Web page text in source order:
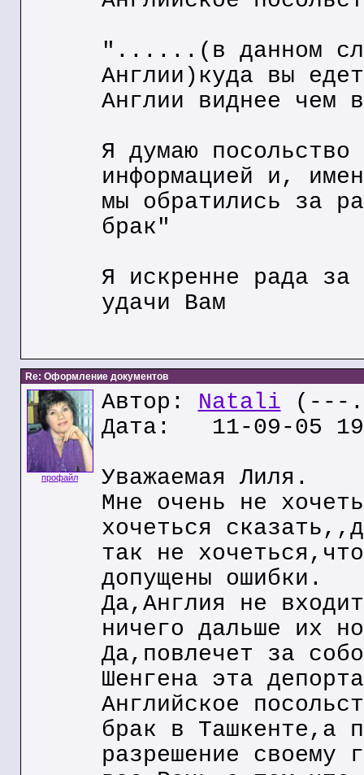
"......(в данном
Англии)куда вы
Англии виднее чем
Я думаю посольство
информацией и,
мы обратились за
брак"
Я искренне рада
удачи Вам
Re: Оформление документов
профайл
Автор: Natali (---
Дата: 11-09-05
Уважаемая Лиля.
Мне очень не
хочеться
так не
допущены ошибки.
Да,Англия не
ничего дальше их
Да,повлечет за
Шенгена эта
Английское
брак в Ташкенте,а
разрешение своему